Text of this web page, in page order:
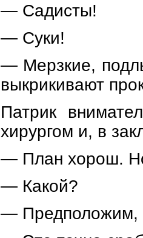
— Садисты!
— Суки!
— Мерзкие,
выкрикивают
Патрик
хирургом и, в
— План хорош.
— Какой?
— Предположим,